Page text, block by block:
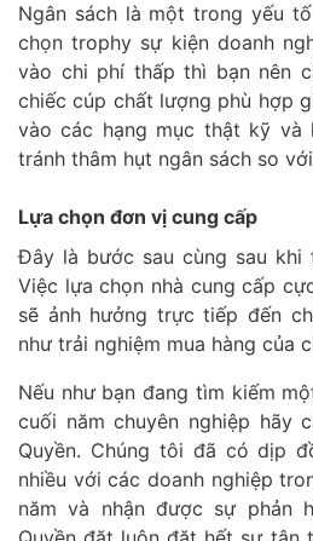
Ngân sách là một trong yếu
chọn trophy sự kiện doanh
vào chi phí thấp thì bạn nên
chiếc cúp chất lượng phù hợp
vào các hạng mục thật kỹ và
tránh thâm hụt ngân sách so
Lựa chọn đơn vị cung cấp
Đây là bước sau cùng sau khi
Việc lựa chọn nhà cung cấp
sẽ ảnh hưởng trực tiếp đến
như trải nghiệm mua hàng của
Nếu như bạn đang tìm kiếm
cuối năm chuyên nghiệp hãy
Quyền. Chúng tôi đã có dịp
nhiều với các doanh nghiệp
năm và nhận được sự phản